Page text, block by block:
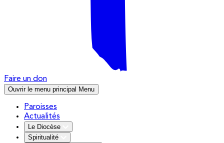
Faire un don
Ouvrir le menu principal Menu
Paroisses
Actualités
Le Diocèse
Spiritualité